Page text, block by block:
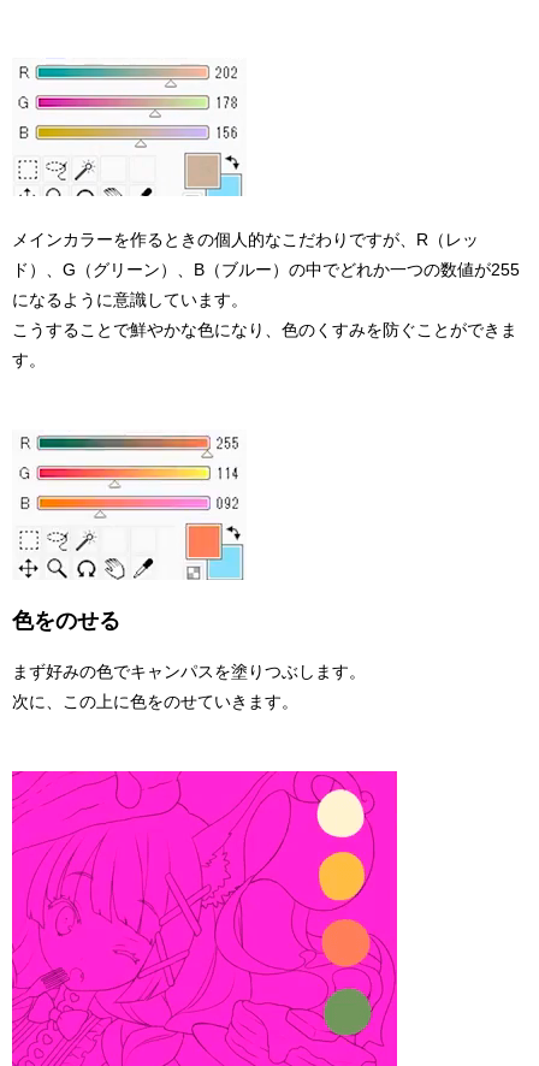
メインカラーを作るときの個人的なこだわりですが、R（レッ
ド）、G（グリーン）、B（ブルー）の中でどれか一つの数値が255
になるように意識しています。
こうすることで鮮やかな色になり、色のくすみを防ぐことができま
す。
色をのせる
まず好みの色でキャンパスを塗りつぶします。
次に、この上に色をのせていきます。